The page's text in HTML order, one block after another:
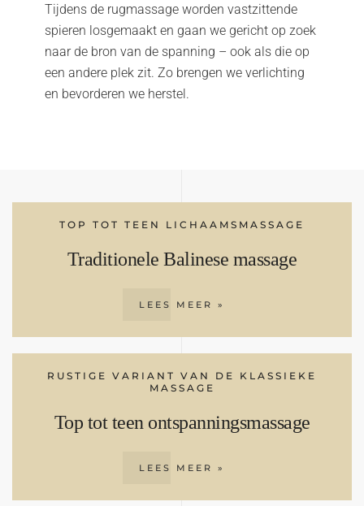
Tijdens de rugmassage worden vastzittende
spieren losgemaakt en gaan we gericht op zoek
naar de bron van de spanning – ook als die op
een andere plek zit. Zo brengen we verlichting
en bevorderen we herstel.
TOP TOT TEEN LICHAAMSMASSAGE
Traditionele Balinese massage
LEES MEER »
RUSTIGE VARIANT VAN DE KLASSIEKE
MASSAGE
Top tot teen ontspanningsmassage
LEES MEER »